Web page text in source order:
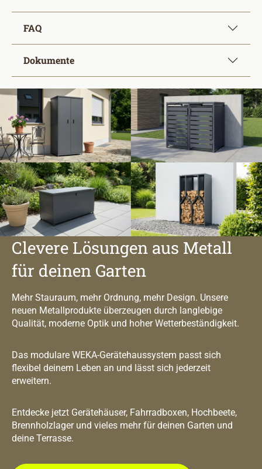
FAQ
Dokumente
Clevere Lösungen aus Metall
für deinen Garten
Mehr Stauraum, mehr Ordnung, mehr Design. Unsere
neuen Metallprodukte überzeugen durch langlebige
Qualität, moderne Optik und hoher Wetterbeständigkeit.
Das modulare WEKA-Gerätehaussystem passt sich
flexibel deinem Leben an und lässt sich jederzeit
erweitern.
Entdecke jetzt Gerätehäuser, Fahrradboxen, Hochbeete,
Brennholzlager und vieles mehr für deinen Garten und
deine Terrasse.